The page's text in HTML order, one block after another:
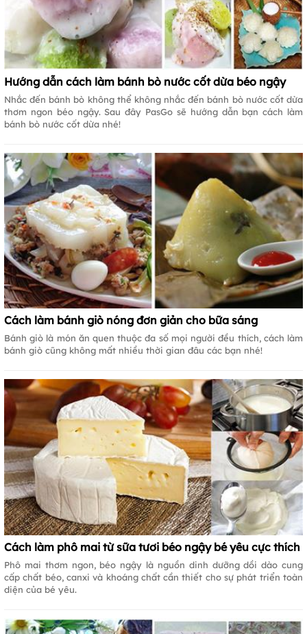
Hướng dẫn cách làm bánh bò nước cốt dừa béo ngậy
Nhắc đến bánh bò không thể không nhắc đến bánh bò nước cốt dừa
thơm ngon béo ngậy. Sau đây PasGo sẽ hướng dẫn bạn cách làm
bánh bò nước cốt dừa nhé!
Cách làm bánh giò nóng đơn giản cho bữa sáng
Bánh giò là món ăn quen thuộc đa số mọi người đều thích, cách làm
bánh giò cũng không mất nhiều thời gian đâu các bạn nhé!
Cách làm phô mai từ sữa tươi béo ngậy bé yêu cực thích
Phô mai thơm ngon, béo ngậy là nguồn dinh dưỡng dồi dào cung
cấp chất béo, canxi và khoáng chất cần thiết cho sự phát triển toàn
diện của bé yêu.